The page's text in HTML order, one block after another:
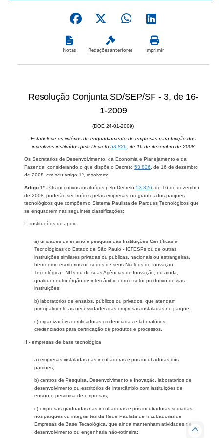
Notas Redações anteriores Imprimir
Resolução Conjunta SD/SEP/SF - 3, de 16-
1-2009
(DOE 24-01-2009)
Estabelece os critérios de enquadramento de empresas para fruição dos
incentivos instituídos pelo Decreto 53.826 , de 16 de dezembro de 2008
Os Secretários de Desenvolvimento, da Economia e Planejamento e da
Fazenda, considerando o que dispõe o Decreto 53.826 , de 16 de dezembro
de 2008, em seu artigo 1º, resolvem:
Artigo 1º - Os incentivos instituídos pelo Decreto 53.826 , de 16 de dezembro
de 2008, poderão ser fruídos pelas empresas integrantes dos parques
tecnológicos que compõem o Sistema Paulista de Parques Tecnológicos que
se enquadrem nas seguintes classificações:
I - instituições de apoio:
a) unidades de ensino e pesquisa das Instituições Científicas e
Tecnológicas do Estado de São Paulo - ICTESPs ou de outras
instituições similares privadas ou públicas, nacionais ou estrangeiras,
bem como escritórios ou sedes de seus Núcleos de Inovação
Tecnológica - NITs ou de suas Agências de Inovação, ou ainda,
qualquer outro órgão de intercâmbio com o setor produtivo dessas
instituições;
b) laboratórios de ensaios, públicos ou privados, que atendam
principalmente às necessidades das empresas instaladas no parque;
c) organizações certificadoras credenciadas e laboratórios
credenciados para certificação de produtos e processos.
II - empresas de base tecnológica
a) empresas instaladas nas incubadoras e pós-incubadoras dos
parques;
b) centros de Pesquisa, Desenvolvimento e Inovação, laboratórios de
desenvolvimento ou escritórios de intercâmbio com instituições de
ensino e pesquisa de empresas;
c) empresas graduadas nas incubadoras e pós-incubadoras sediadas
nos parques ou integrantes da Rede Paulista de Incubadoras de
Empresas de Base Tecnológica, que ainda mantenham atividades de
desenvolvimento ou engenharia não-rotineira;